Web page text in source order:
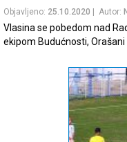
Objavljeno: 25.10.2020 | Autor:
Vlasina se pobedom nad
ekipom Budućnosti,